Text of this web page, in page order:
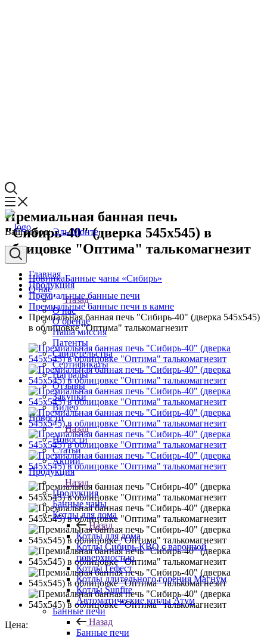
НовинкаБанные чаны «Сибирь»
О нас
Назад
О нас
О бренде
Наша миссия
Патенты
Свидетельства
Сертификаты
Награды
Отзывы
Закупки
Видео
Новости
Назад
Новости
Статьи
Акции
Продукция
Назад
Продукция
Банные чаны
Котлы для дома
Назад
Котлы для дома
Котлы Сибирь-КВО с варочной
поверхностью
Котлы Гефест
Котлы длительного горения Магнум
Котлы Sunfire
Автоматические котлы Атум
Банные печи
Назад
Банные печи
Ваш город:Эль-Монте
Премиальная банная печь
"Сибирь-40" (дверка 545х545) в
облицовке "Оптима" талькомагнезит
Главная
Продукция
Премиальные банные печи
Премиальные банные печи в камне
Премиальная банная печь "Сибирь-40" (дверка 545х545)
в облицовке "Оптима" талькомагнезит
Цена: